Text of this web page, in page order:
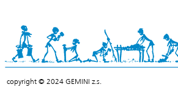
copyright © 2024 GEMINI z.s.